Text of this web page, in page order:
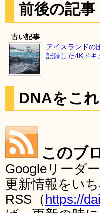
前後の記事
古い記事
アイスランドの
記録した4Kドキ
DNAをこ
このブ
Googleリーダ
更新情報をい
RSS（ https://